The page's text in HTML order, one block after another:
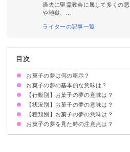
過去に聖霊教会に属して多くの
や地獄、...
ライターの記事一覧
目次
お菓子の夢は何の暗示？
お菓子の夢の基本的な意味は？
①周囲の人に依存している暗示
②恋愛への憧れや不満の暗示
状況によって意味が決まる
【行動別】お菓子の夢の意味は？
お菓子を食べる夢【警告夢】
お菓子を買う夢【吉夢】
お菓子を作る夢【願望夢】
お菓子を選ぶ夢【願望夢】
お菓子を拾う夢【吉夢】
お菓子を落とす夢【警告夢】
お菓子を探す夢【願望夢】
お菓子を配る夢【吉夢】
お菓子を盗む夢【警告夢】
お菓子を巡って喧嘩する夢【逆夢】
お菓子を子供にあげる夢【願望夢】
クレーンゲームでお菓子を取る夢【吉夢
【状況別】お菓子の夢の意味は？
お菓子をもらう夢【吉夢】
お菓子がたくさんある夢【警告夢】
賞味期限切れのお菓子の夢【吉夢】
他の人にお菓子を食べられる夢【警告夢
お菓子が不味かった夢【警告夢】
【種類別】お菓子の夢の意味は？
ケーキの夢【吉夢】
マカロンの夢【吉夢】
クッキーの夢【警告夢】
チョコレートの夢【警告夢】
アイスの夢【警告夢】
お菓子の夢を見た時の注意点は？
周囲に頼らず物事を解決しようと意識
吉夢なら話さず警告夢や凶夢は人に話す